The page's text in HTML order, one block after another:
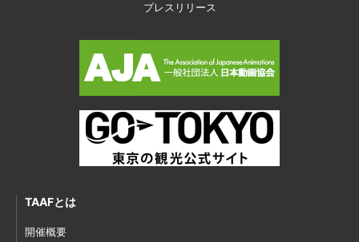
プレスリリース
TAAFとは
開催概要